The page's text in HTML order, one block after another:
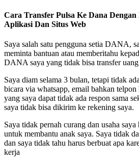
Cara Transfer Pulsa Ke Dana
Aplikasi Dan Situs Web
Saya salah satu pengguna setia DANA,
meminta bantuan atau memberitahu
DANA saya yang tidak bisa transfer
Saya diam selama 3 bulan, tetapi tidak
bicara via whatsapp, email bahkan
yang saya dapat tidak ada respon sama
saya tidak bisa dikirim ke rekening saya.
Saya tidak pernah curang dan usaha
untuk membantu anak saya. Saya tidak
dan saya tidak tahu harus berbuat apa
kerja